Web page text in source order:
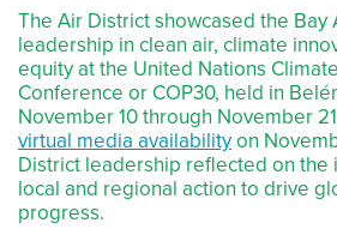
The Air District showcased the Bay
leadership in clean air, climate
equity at the United Nations
Conference or COP30, held in
November 10 through November
virtual media availabilityon
District leadership reflected on the
local and regional action to drive
progress.